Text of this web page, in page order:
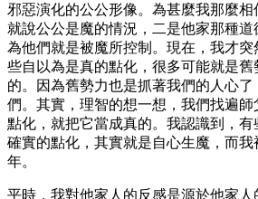
邪惡演化的公公形像。為甚麼我那麼
就說公公是魔的情況，二是他家那種
為他們就是被魔所控制。現在，我才
些自以為是真的點化，很多可能就是舊
的。因為舊勢力也是抓著我們的人心
們。其實，理智的想一想，我們找遍
點化，就把它當成真的。我認識到，
確實的點化，其實就是自心生魔，而
年。
平時，我對他家人的反感是源於他家